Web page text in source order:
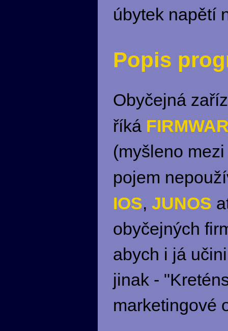
úbytek napětí
Popis
Obyčejná
říká
(myšleno
pojem
IOS, JUNOS
obyčejných
abych i já
jinak -
marketingové